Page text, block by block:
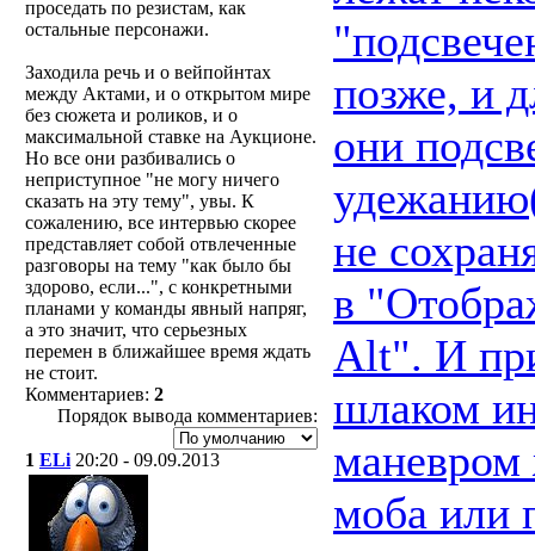
проседать по резистам, как
остальные персонажи.
Заходила речь и о вейпойнтах
между Актами, и о открытом мире
без сюжета и роликов, и о
максимальной ставке на Аукционе.
Но все они разбивались о
неприступное "не могу ничего
сказать на эту тему", увы. К
сожалению, все интервью скорее
представляет собой отвлеченные
разговоры на тему "как было бы
здорово, если...", с конкретными
планами у команды явный напряг,
а это значит, что серьезных
перемен в ближайшее время ждать
не стоит.
Комментариев: 2
Порядок вывода комментариев:
1 ELi 20:20 - 09.09.2013
позже, и
они
не
в
Alt". И
шлаком
маневром
моба или